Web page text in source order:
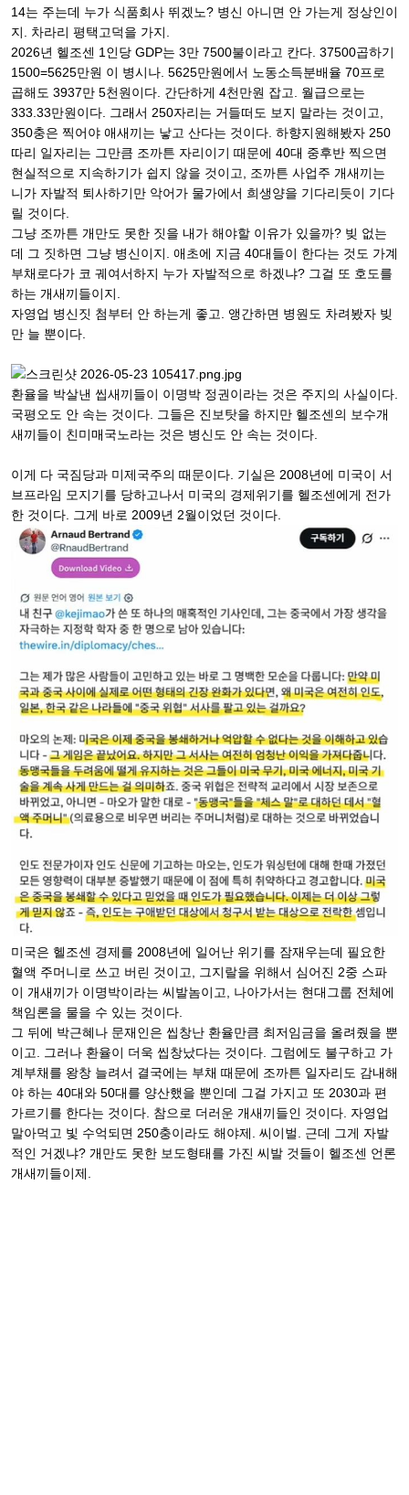
14는 주는데 누가 식품회사 뛰겠노? 병신 아니면 안 가는게 정상인이
지. 차라리 평택고덕을 가지.
2026년 헬조센 1인당 GDP는 3만 7500불이라고 칸다. 37500곱하기
1500=5625만원 이 병시나. 5625만원에서 노동소득분배율 70프로
곱해도 3937만 5천원이다. 간단하게 4천만원 잡고. 월급으로는
333.33만원이다. 그래서 250자리는 거들떠도 보지 말라는 것이고,
350충은 찍어야 애새끼는 낳고 산다는 것이다. 하향지원해봤자 250
따리 일자리는 그만큼 조까튼 자리이기 때문에 40대 중후반 찍으면
현실적으로 지속하기가 쉽지 않을 것이고, 조까튼 사업주 개새끼는
니가 자발적 퇴사하기만 악어가 물가에서 희생양을 기다리듯이 기다
릴 것이다.
그냥 조까튼 개만도 못한 짓을 내가 해야할 이유가 있을까? 빚 없는
데 그 짓하면 그냥 병신이지. 애초에 지금 40대들이 한다는 것도 가계
부채로다가 코 궤여서하지 누가 자발적으로 하겠냐? 그걸 또 호도를
하는 개새끼들이지.
자영업 병신짓 첨부터 안 하는게 좋고. 앵간하면 병원도 차려봤자 빚
만 늘 뿐이다.
환율을 박살낸 씹새끼들이 이명박 정권이라는 것은 주지의 사실이다.
국평오도 안 속는 것이다. 그들은 진보탓을 하지만 헬조센의 보수개
새끼들이 친미매국노라는 것은 병신도 안 속는 것이다.
이게 다 국짐당과 미제국주의 때문이다. 기실은 2008년에 미국이 서
브프라임 모지기를 당하고나서 미국의 경제위기를 헬조센에게 전가
한 것이다. 그게 바로 2009년 2월이었던 것이다.
미국은 헬조센 경제를 2008년에 일어난 위기를 잠재우는데 필요한
혈액 주머니로 쓰고 버린 것이고, 그지랄을 위해서 심어진 2중 스파
이 개새끼가 이명박이라는 씨발놈이고, 나아가서는 현대그룹 전체에
책임론을 물을 수 있는 것이다.
그 뒤에 박근혜나 문재인은 씹창난 환율만큼 최저임금을 올려줬을 뿐
이고. 그러나 환율이 더욱 씹창났다는 것이다. 그럼에도 불구하고 가
계부채를 왕창 늘려서 결국에는 부채 때문에 조까튼 일자리도 감내해
야 하는 40대와 50대를 양산했을 뿐인데 그걸 가지고 또 2030과 편
가르기를 한다는 것이다. 참으로 더러운 개새끼들인 것이다. 자영업
말아먹고 빛 수억되면 250충이라도 해야제. 씨이벌. 근데 그게 자발
적인 거겠냐? 개만도 못한 보도형태를 가진 씨발 것들이 헬조센 언론
개새끼들이제.